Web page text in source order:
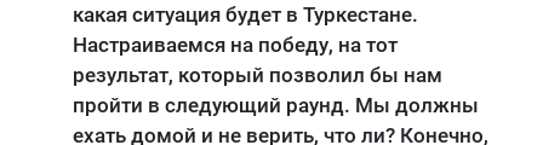
какая ситуация будет в Туркестане.
Настраиваемся на победу, на тот
результат, который позволил бы нам
пройти в следующий раунд. Мы должны
ехать домой и не верить, что ли? Конечно,